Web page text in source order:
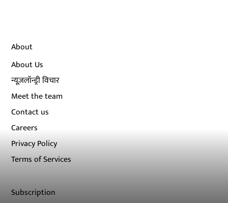
About
About Us
न्यूज़लॉन्ड्री विचार
Meet the team
Contact us
Careers
Privacy Policy
Terms of Services
Subscription